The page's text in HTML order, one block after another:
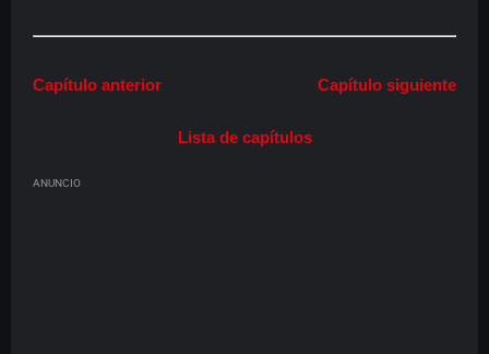
Capítulo siguiente
Capítulo anterior
Lista de capítulos
ANUNCIO